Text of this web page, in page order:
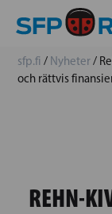
sfp.fi / Nyheter/
och rättvis
REHN-